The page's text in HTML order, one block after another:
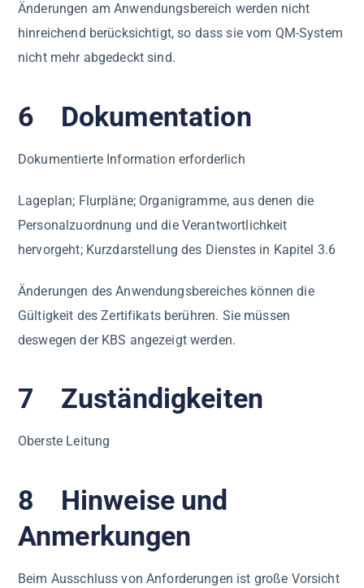
Änderungen am Anwendungsbereich werden nicht
hinreichend berücksichtigt, so dass sie vom QM-System
nicht mehr abgedeckt sind.
6 Dokumentation
Dokumentierte Information erforderlich
Lageplan; Flurpläne; Organigramme, aus denen die
Personalzuordnung und die Verantwortlichkeit
hervorgeht; Kurzdarstellung des Dienstes in Kapitel 3.6
Änderungen des Anwendungsbereiches können die
Gültigkeit des Zertifikats berühren. Sie müssen
deswegen der KBS angezeigt werden.
7 Zuständigkeiten
Oberste Leitung
8 Hinweise und
Anmerkungen
Beim Ausschluss von Anforderungen ist große Vorsicht